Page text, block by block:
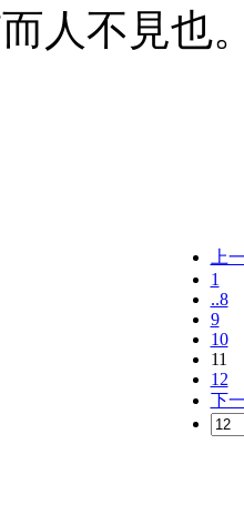
人不見也
上
1
..8
9
10
11
12
下